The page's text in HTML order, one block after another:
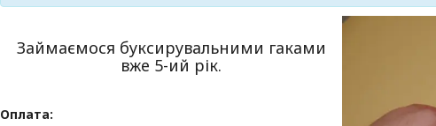
Займаємося буксирувальними гаками
вже 5-ий рік.
Оплата: